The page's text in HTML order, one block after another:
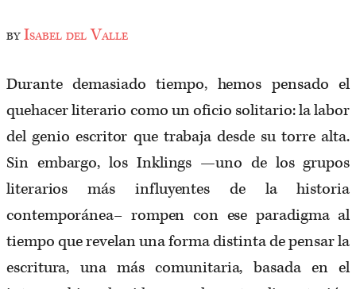
byIsabel del Valle
Durante demasiado tiempo, hemos pensado el
quehacer literario como un oficio solitario: la labor
del genio escritor que trabaja desde su torre alta.
Sin embargo, los Inklings —uno de los grupos
literarios más influyentes de la historia
contemporánea– rompen con ese paradigma al
tiempo que revelan una forma distinta de pensar la
escritura, una más comunitaria, basada en el